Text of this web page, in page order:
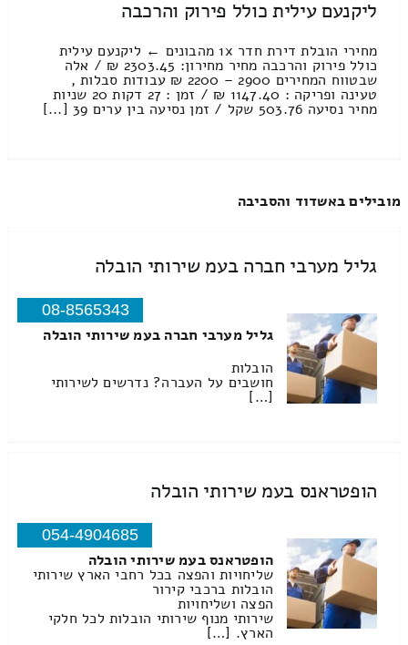
ליקנעם עילית כולל פירוק והרכבה
מחירי הובלת דירת חדר 1x מהבונים ← ליקנעם עילית
כולל פירוק והרכבה מחיר מחירון: 2303.45 ₪ / אלה
שבטווח המחירים 2900 – 2200 ₪ עבודות סבלות ,
טעינה ופריקה : 1147.40 ₪ / זמן : 27 דקות 20 שניות
מחיר נסיעה 503.76 שקל / זמן נסיעה בין ערים 39 [...]
מובילים באשדוד והסביבה
גליל מערבי חברה בעמ שירותי הובלה
08-8565343
גליל מערבי חברה בעמ שירותי הובלה
הובלות
חושבים על העברה? נדרשים לשירותי
[…]
הופטראנס בעמ שירותי הובלה
054-4904685
הופטראנס בעמ שירותי הובלה
שליחויות והפצה בכל רחבי הארץ שירותי
הובלות ברכבי קירור
הפצה ושליחויות
שירותי מנוף שירותי הובלות לכל חלקי
הארץ. […]